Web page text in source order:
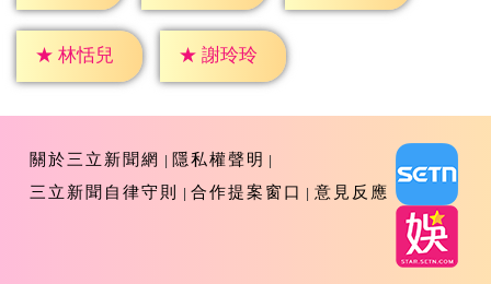
★ 林恬兒 ★ 謝玲玲
關於三立新聞網
隱私權聲明
三立新聞自律守則
合作提案窗口 意見反應